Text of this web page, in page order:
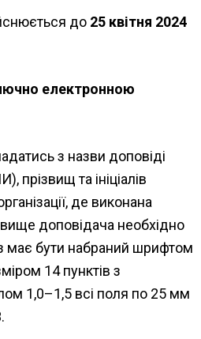
до 25 квітня 2024
електронною
з назви доповіді
та ініціалів
де виконана
доповідача необхідно
має бути набраний шрифтом
14 пунктів з
1,0–1,5 всі поля по 25 мм